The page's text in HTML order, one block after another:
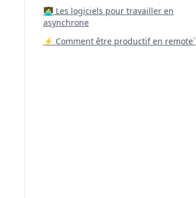
‍🧑‍💻 Les logiciels pour travailler en
asynchrone
⚡ Comment être productif en remote`